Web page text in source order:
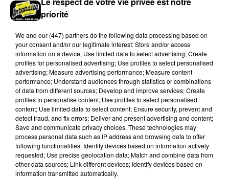
Stars'Terre 2026 : Philippe Palmieri dévoile
les ambitions d'un...
À quelques semaines de la première édition de
Stars'Terre, organisée du 18 au 20 septembre 2026 au
Château de Courtalain, Philippe Palmieri, président...
LES JEUX Voir plus
priorité
We and our (447) partnersdo the following data processing based on
your consent and/or our legitimate interest: Store and/or access
information on a device; Use limited data to select advertising; Create
profiles for personalised advertising; Use profiles to select personalised
advertising; Measure advertising performance; Measure content
performance; Understand audiences through statistics or combinations
of data from different sources; Develop and improve services; Create
profiles to personalise content; Use profiles to select personalised
content; Use limited data to select content; Ensure security, prevent and
detect fraud, and fix errors; Deliver and present advertising and content;
Save and communicate privacy choices. These technologies may
process personal data such as IP address and browsing data to offer
following functionalities: Identify devices based on information actively
requested; Use precise geolocation data; Match and combine data from
other data sources; Link different devices; Identify devices based on
information transmitted automatically.